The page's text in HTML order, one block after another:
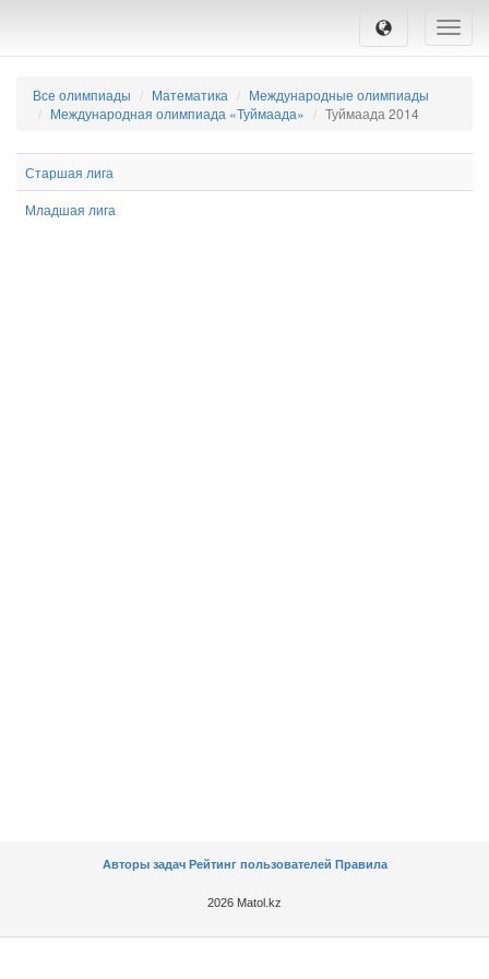
Toggle
Все олимпиады Математика
Международные олимпиады
Международная олимпиада «Туймаада»
Туймаада 2014
Старшая лига
Младшая лига
Авторы задач Рейтинг пользователей Правила
2026 Matol.kz